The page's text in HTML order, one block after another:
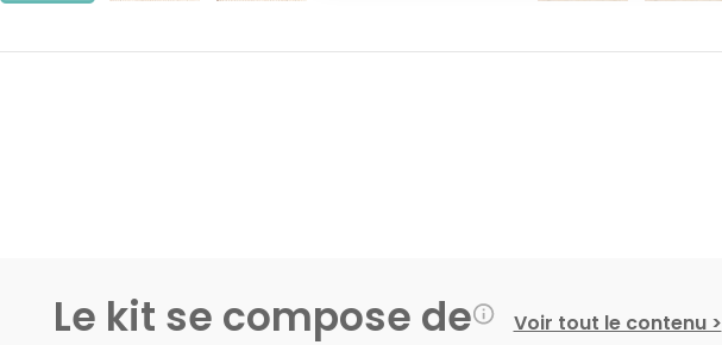
Le kit se compose de Voir tout le contenu >